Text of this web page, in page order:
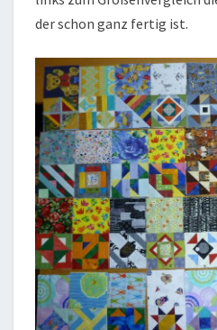
der schon ganz fertig ist.